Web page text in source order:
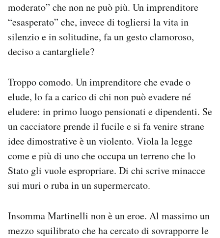
moderato” che non ne può più. Un imprenditore
“esasperato” che, invece di togliersi la vita in
silenzio e in solitudine, fa un gesto clamoroso,
deciso a cantargliele?
Troppo comodo. Un imprenditore che evade o
elude, lo fa a carico di chi non può evadere né
eludere: in primo luogo pensionati e dipendenti. Se
un cacciatore prende il fucile e si fa venire strane
idee dimostrative è un violento. Viola la legge
come e più di uno che occupa un terreno che lo
Stato gli vuole espropriare. Di chi scrive minacce
sui muri o ruba in un supermercato.
Insomma Martinelli non è un eroe. Al massimo un
mezzo squilibrato che ha cercato di sovrapporre le